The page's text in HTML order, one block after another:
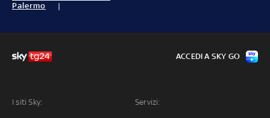
Palermo
I siti Sky: Servizi:
ACCEDI A SKY GO